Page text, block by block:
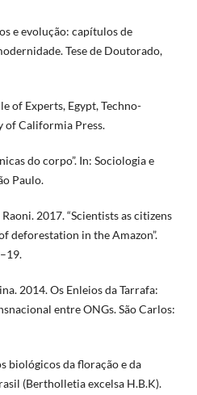
e evolução: capítulos de
Tese de Doutorado,
of Experts, Egypt, Techno-
of Califormia Press.
do corpo”. In: Sociologia e
Paulo.
2017. “Scientists as citizens
deforestation in the Amazon”.
2014. Os Enleios da Tarrafa:
entre ONGs. São Carlos:
biológicos da floração e da
(Bertholletia excelsa H.B.K).